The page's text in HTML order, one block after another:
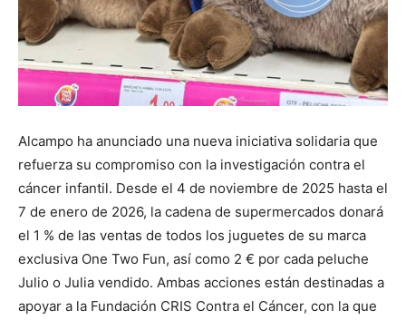
Alcampo ha anunciado una nueva iniciativa solidaria que
refuerza su compromiso con la investigación contra el
cáncer infantil. Desde el 4 de noviembre de 2025 hasta el
7 de enero de 2026, la cadena de supermercados donará
el 1 % de las ventas de todos los juguetes de su marca
exclusiva One Two Fun, así como 2 € por cada peluche
Julio o Julia vendido. Ambas acciones están destinadas a
apoyar a la Fundación CRIS Contra el Cáncer, con la que